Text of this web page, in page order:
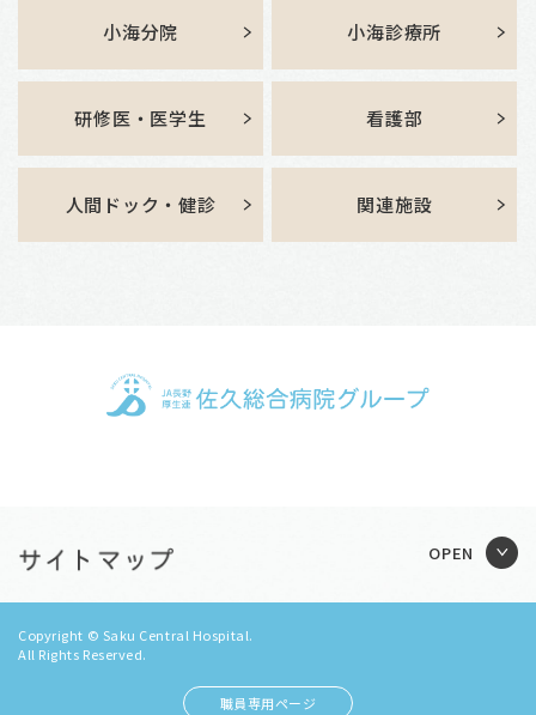
小海分院 小海診療所
研修医・医学生 看護部
人間ドック・健診 関連施設
Copyright © Saku Central Hospital.
All Rights Reserved.
職員専用ページ